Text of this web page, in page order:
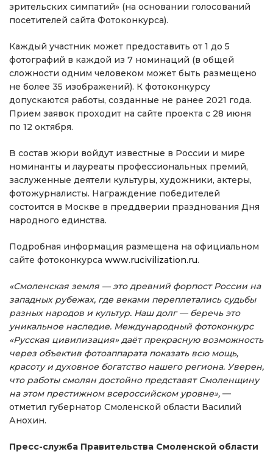
зрительских симпатий» (на основании голосований
посетителей сайта Фотоконкурса).
Каждый участник может предоставить от 1 до 5
фотографий в каждой из 7 номинаций (в общей
сложности одним человеком может быть размещено
не более 35 изображений). К фотоконкурсу
допускаются работы, созданные не ранее 2021 года.
Прием заявок проходит на сайте проекта с 28 июня
по 12 октября.
В состав жюри войдут известные в России и мире
номинанты и лауреаты профессиональных премий,
заслуженные деятели культуры, художники, актеры,
фотожурналисты. Награждение победителей
состоится в Москве в преддверии празднования Дня
народного единства.
Подробная информация размещена на официальном
сайте фотоконкурса www.rucivilization.ru.
«Смоленская земля — это древний форпост России на
западных рубежах, где веками переплетались судьбы
разных народов и культур. Наш долг — беречь это
уникальное наследие. Международный фотоконкурс
«Русская цивилизация» даёт прекрасную возможность
через объектив фотоаппарата показать всю мощь,
красоту и духовное богатство нашего региона. Уверен,
что работы смолян достойно представят Смоленщину
на этом престижном всероссийском уровне», —
отметил губернатор Смоленской области Василий
Анохин.
Пресс-служба Правительства Смоленской области